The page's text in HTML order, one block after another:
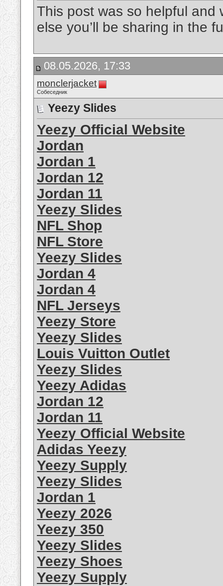
This post was so helpful and
else you’ll be sharing in the
08.05.2026, 17:33
monclerjacket
Собеседник
Yeezy Slides
Yeezy Official Website
Jordan
Jordan 1
Jordan 12
Jordan 11
Yeezy Slides
NFL Shop
NFL Store
Yeezy Slides
Jordan 4
Jordan 4
NFL Jerseys
Yeezy Store
Yeezy Slides
Louis Vuitton Outlet
Yeezy Slides
Yeezy Adidas
Jordan 12
Jordan 11
Yeezy Official Website
Adidas Yeezy
Yeezy Supply
Yeezy Slides
Jordan 1
Yeezy 2026
Yeezy 350
Yeezy Slides
Yeezy Shoes
Yeezy Supply